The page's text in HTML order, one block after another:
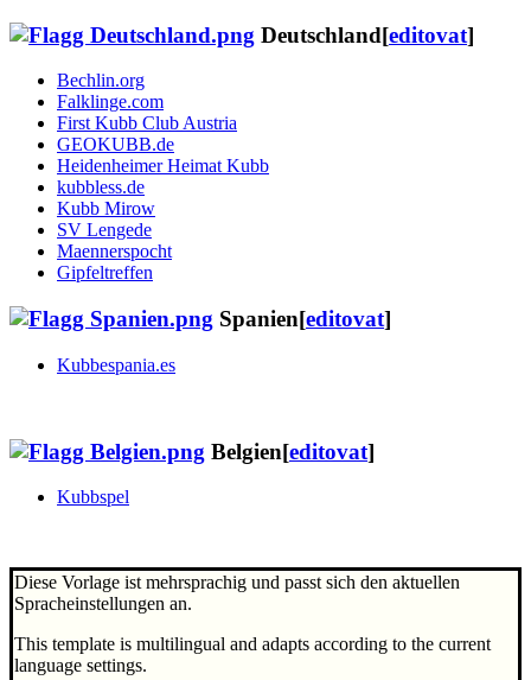
Deutschland[editovat]
Bechlin.org
Falklinge.com
First Kubb Club Austria
GEOKUBB.de
Heidenheimer Heimat Kubb
kubbless.de
Kubb Mirow
SV Lengede
Maennerspocht
Gipfeltreffen
Spanien[editovat]
Kubbespania.es
Belgien[editovat]
Kubbspel
Diese Vorlage ist mehrsprachig und passt sich den aktuellen
Spracheinstellungen an.
This template is multilingual and adapts according to the current
language settings.